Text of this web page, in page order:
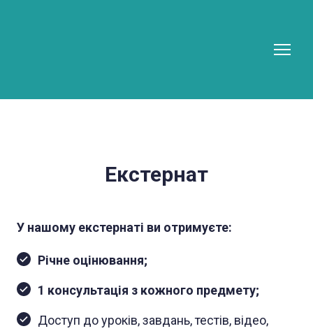
Екстернат
У нашому екстернаті ви отримуєте:
Річне оцінювання;
1 консультація з кожного предмету;
Доступ до уроків, завдань, тестів, відео,